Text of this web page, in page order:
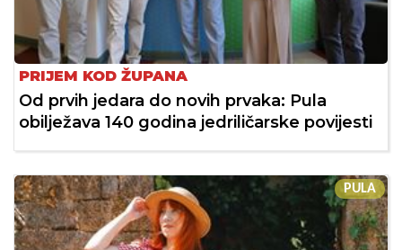
PRIJEM KOD ŽUPANA
Od prvih jedara do novih prvaka: Pula
obilježava 140 godina jedriličarske povijesti
PULA